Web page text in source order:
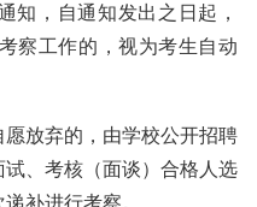
知，自通知发出之日起，
察工作的，视为考生自动
放弃的，由学校公开招聘
、考核（面谈）合格人选
补进行考察。